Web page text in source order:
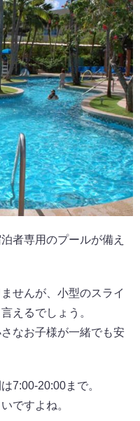
者専用のプールが備え
せんが、小型のスライ
えるでしょう。
なお子様が一緒でも安
7:00-20:00まで。
ですよね。